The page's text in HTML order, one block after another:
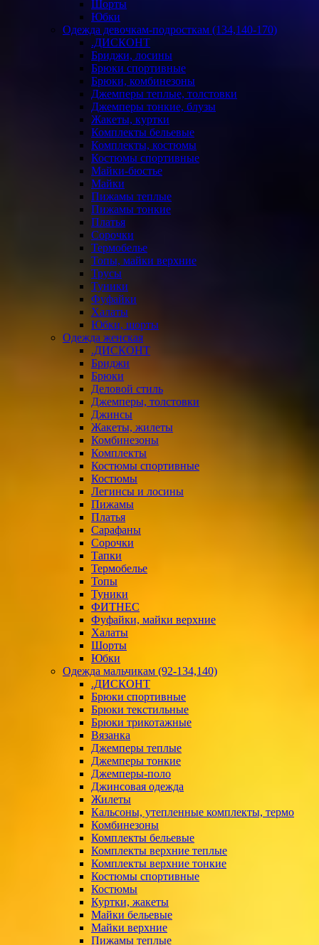
Шорты
Юбки
Одежда девочкам-подросткам (134,140-170)
.ДИСКОНТ
Бриджи, лосины
Брюки спортивные
Брюки, комбинезоны
Джемперы теплые, толстовки
Джемперы тонкие, блузы
Жакеты, куртки
Комплекты бельевые
Комплекты, костюмы
Костюмы спортивные
Майки-бюстье
Майки
Пижамы теплые
Пижамы тонкие
Платья
Сорочки
Термобелье
Топы, майки верхние
Трусы
Туники
Фуфайки
Халаты
Юбки, шорты
Одежда женская
.ДИСКОНТ
Бриджи
Брюки
Деловой стиль
Джемперы, толстовки
Джинсы
Жакеты, жилеты
Комбинезоны
Комплекты
Костюмы спортивные
Костюмы
Легинсы и лосины
Пижамы
Платья
Сарафаны
Сорочки
Тапки
Термобелье
Топы
Туники
ФИТНЕС
Фуфайки, майки верхние
Халаты
Шорты
Юбки
Одежда мальчикам (92-134,140)
.ДИСКОНТ
Брюки спортивные
Брюки текстильные
Брюки трикотажные
Вязанка
Джемперы теплые
Джемперы тонкие
Джемперы-поло
Джинсовая одежда
Жилеты
Кальсоны, утепленные комплекты, термо
Комбинезоны
Комплекты бельевые
Комплекты верхние теплые
Комплекты верхние тонкие
Костюмы спортивные
Костюмы
Куртки, жакеты
Майки бельевые
Майки верхние
Пижамы теплые